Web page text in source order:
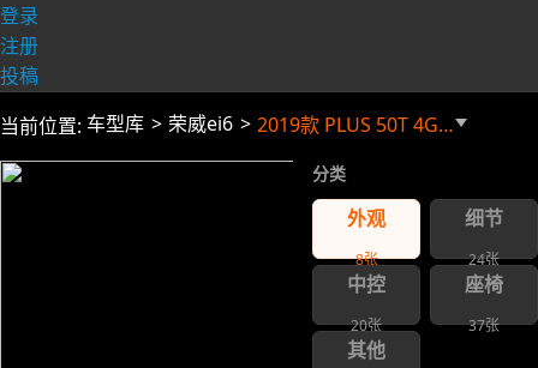
登录
注册
投稿
当前位置: 车型库 荣威ei6 2019款 PLUS 50T 4G互联荣耀
分类
外观
8张
细节
24张
中控
20张
座椅
37张
其他